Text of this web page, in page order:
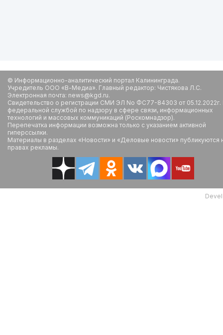
© Информационно-аналитический портал Калининграда.
Учредитель ООО «В-Медиа». Главный редактор: Чистякова Л.С.
Электронная почта: news@kgd.ru.
Свидетельство о регистрации СМИ ЭЛ No ФС77-84303 от
федеральной службой по надзору в сфере связи, информационных
технологий и массовых коммуникаций (Роскомнадзор).
Перепечатка информации возможна только с указанием активной
гиперссылки.
Материалы в разделах «Новости» и «Деловые новости» публикуются
правах рекламы.